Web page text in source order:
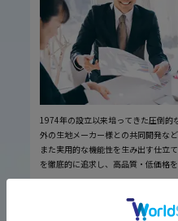
1974年の設立以来培ってきた圧倒的
外の生地メーカー様との共同開発な
また実用的な機能性を生み出す仕立
を徹底的に追求し、高品質・低価格
厳しい品質管理